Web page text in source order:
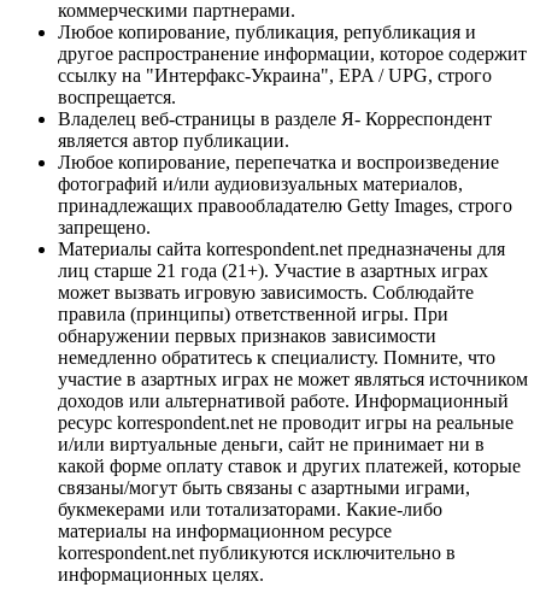
коммерческими партнерами.
Любое копирование, публикация, републикация и
другое распространение информации, которое содержит
ссылку на "Интерфакс-Украина", EPA / UPG, строго
воспрещается.
Владелец веб-страницы в разделе Я- Корреспондент
является автор публикации.
Любое копирование, перепечатка и воспроизведение
фотографий и/или аудиовизуальных материалов,
принадлежащих правообладателю Getty Images, строго
запрещено.
Материалы сайта korrespondent.net предназначены для
лиц старше 21 года (21+). Участие в азартных играх
может вызвать игровую зависимость. Соблюдайте
правила (принципы) ответственной игры. При
обнаружении первых признаков зависимости
немедленно обратитесь к специалисту. Помните, что
участие в азартных играх не может являться источником
доходов или альтернативой работе. Информационный
ресурс korrespondent.net не проводит игры на реальные
и/или виртуальные деньги, сайт не принимает ни в
какой форме оплату ставок и других платежей, которые
связаны/могут быть связаны с азартными играми,
букмекерами или тотализаторами. Какие-либо
материалы на информационном ресурсе
korrespondent.net публикуются исключительно в
информационных целях.